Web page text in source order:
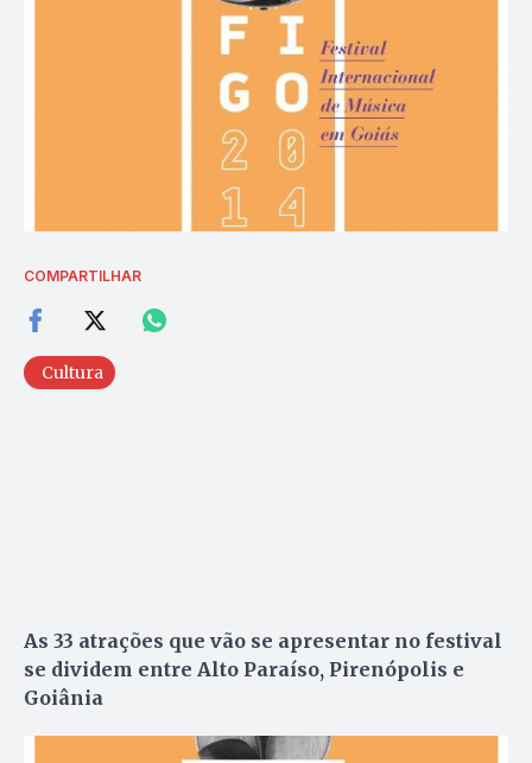
COMPARTILHAR
Cultura
As 33 atrações que vão se apresentar no festival
se dividem entre Alto Paraíso, Pirenópolis e
Goiânia